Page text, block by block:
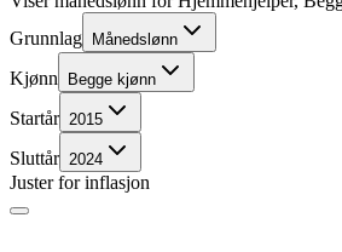
Grunnlag
Månedslønn
Kjønn Begge kjønn
Startår 2015
Sluttår 2024
Juster for inflasjon